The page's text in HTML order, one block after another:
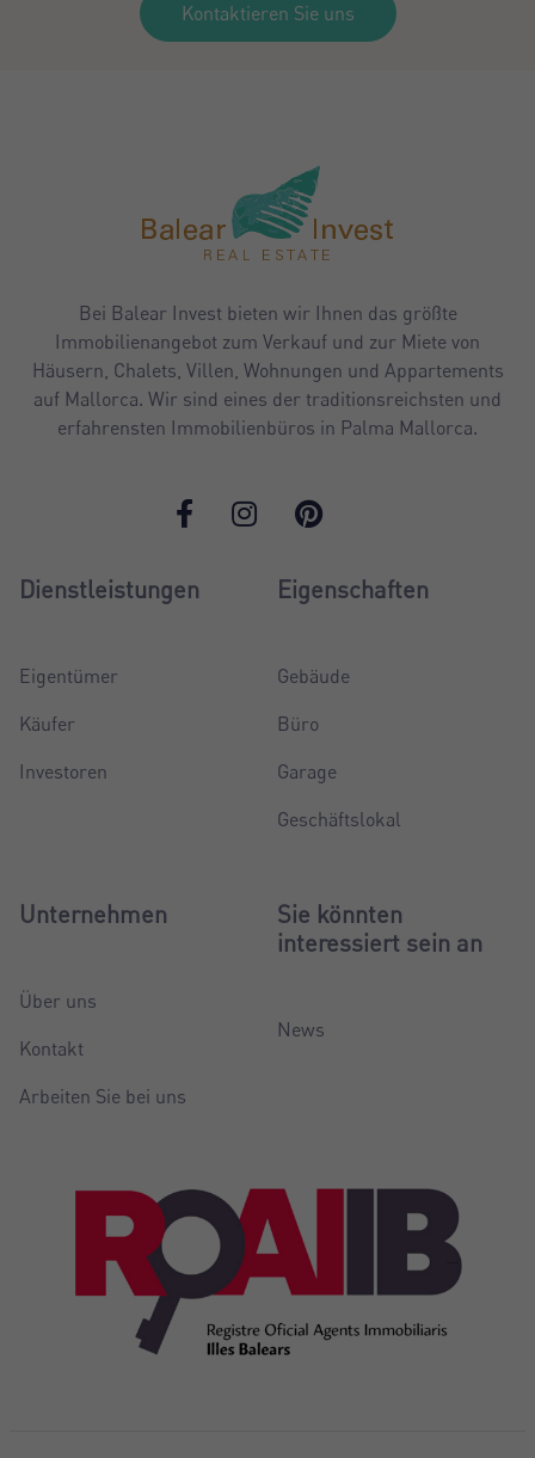
Kontaktieren Sie uns
Bei Balear Invest bieten wir Ihnen das größte
Immobilienangebot zum Verkauf und zur Miete von
Häusern, Chalets, Villen, Wohnungen und Appartements
auf Mallorca. Wir sind eines der traditionsreichsten und
erfahrensten Immobilienbüros in Palma Mallorca.
Dienstleistungen
Eigentümer
Käufer
Investoren
Eigenschaften
Gebäude
Büro
Garage
Geschäftslokal
Unternehmen
Über uns
Kontakt
Arbeiten Sie bei uns
Sie könnten
interessiert sein an
News